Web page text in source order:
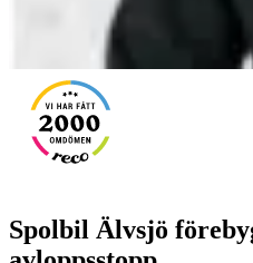
Spolbil Älvsjö